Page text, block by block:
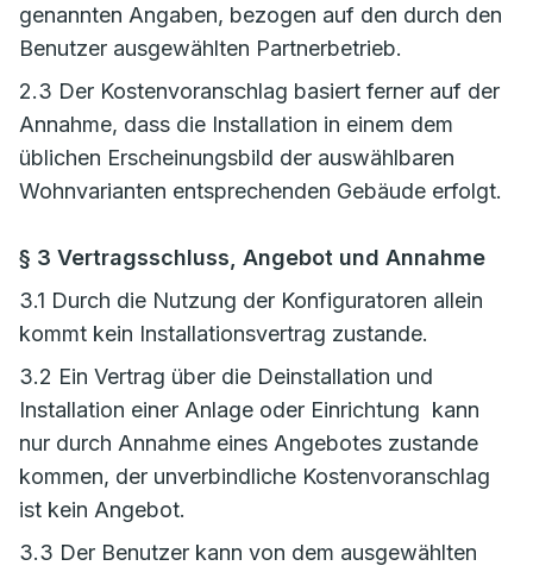
genannten Angaben, bezogen auf den durch den
Benutzer ausgewählten Partnerbetrieb.
2.3 Der Kostenvoranschlag basiert ferner auf der
Annahme, dass die Installation in einem dem
üblichen Erscheinungsbild der auswählbaren
Wohnvarianten entsprechenden Gebäude erfolgt.
§ 3 Vertragsschluss, Angebot und Annahme
3.1 Durch die Nutzung der Konfiguratoren allein
kommt kein Installationsvertrag zustande.
3.2 Ein Vertrag über die Deinstallation und
Installation einer Anlage oder Einrichtung kann
nur durch Annahme eines Angebotes zustande
kommen, der unverbindliche Kostenvoranschlag
ist kein Angebot.
3.3 Der Benutzer kann von dem ausgewählten